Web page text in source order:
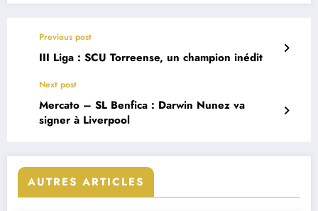
Previous post
III Liga : SCU Torreense, un champion inédit
Next post
Mercato – SL Benfica : Darwin Nunez va
signer à Liverpool
AUTRES ARTICLES